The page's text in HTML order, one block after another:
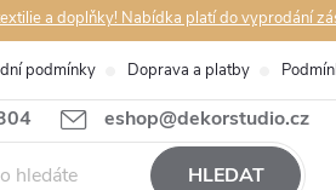
a doplňky! Nabídka platí do vyprodání
eshop@dekorstudio.cz
podmínky Doprava a platby
HLEDAT